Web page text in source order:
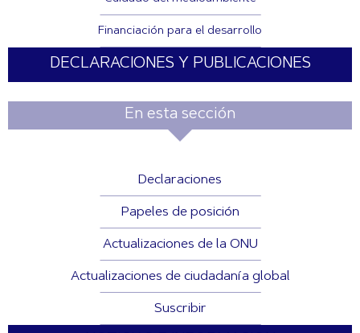
Financiación para el desarrollo
DECLARACIONES Y PUBLICACIONES
En esta sección
Declaraciones
Papeles de posición
Actualizaciones de la ONU
Actualizaciones de ciudadanía global
Suscribir